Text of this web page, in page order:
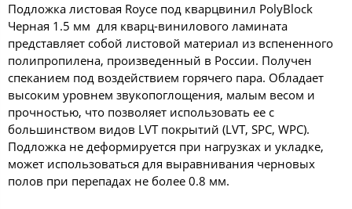
Подложка листовая Royce под кварцвинил PolyBlock
Черная 1.5 мм для кварц-винилового ламината
представляет собой листовой материал из вспененного
полипропилена, произведенный в России. Получен
спеканием под воздействием горячего пара. Обладает
высоким уровнем звукопоглощения, малым весом и
прочностью, что позволяет использовать ее с
большинством видов LVT покрытий (LVT, SPC, WPC).
Подложка не деформируется при нагрузках и укладке,
может использоваться для выравнивания черновых
полов при перепадах не более 0.8 мм.